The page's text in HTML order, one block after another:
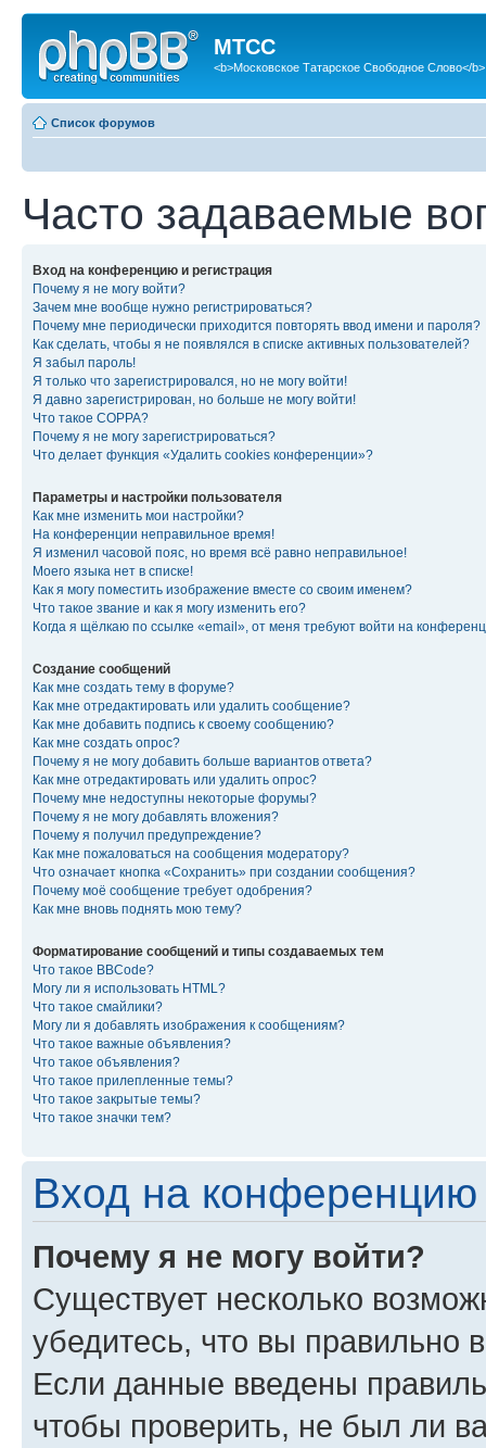
МТСС
<b>Московское Татарское Свободное Слово</b>
Список форумов
Часто задаваемые
Вход на конференцию и регистрация
Почему я не могу войти?
Зачем мне вообще нужно регистрироваться?
Почему мне периодически приходится повторять ввод имени и пароля?
Как сделать, чтобы я не появлялся в списке активных пользователей?
Я забыл пароль!
Я только что зарегистрировался, но не могу войти!
Я давно зарегистрирован, но больше не могу войти!
Что такое COPPA?
Почему я не могу зарегистрироваться?
Что делает функция «Удалить cookies конференции»?
Параметры и настройки пользователя
Как мне изменить мои настройки?
На конференции неправильное время!
Я изменил часовой пояс, но время всё равно неправильное!
Моего языка нет в списке!
Как я могу поместить изображение вместе со своим именем?
Что такое звание и как я могу изменить его?
Когда я щёлкаю по ссылке «email», от меня требуют войти на
Создание сообщений
Как мне создать тему в форуме?
Как мне отредактировать или удалить сообщение?
Как мне добавить подпись к своему сообщению?
Как мне создать опрос?
Почему я не могу добавить больше вариантов ответа?
Как мне отредактировать или удалить опрос?
Почему мне недоступны некоторые форумы?
Почему я не могу добавлять вложения?
Почему я получил предупреждение?
Как мне пожаловаться на сообщения модератору?
Что означает кнопка «Сохранить» при создании сообщения?
Почему моё сообщение требует одобрения?
Как мне вновь поднять мою тему?
Форматирование сообщений и типы создаваемых тем
Что такое BBCode?
Могу ли я использовать HTML?
Что такое смайлики?
Могу ли я добавлять изображения к сообщениям?
Что такое важные объявления?
Что такое объявления?
Что такое прилепленные темы?
Что такое закрытые темы?
Что такое значки тем?
Вход на конференцию
Почему я не могу войти?
Существует несколько
убедитесь, что вы правильно
Если данные введены
чтобы проверить, не был ли